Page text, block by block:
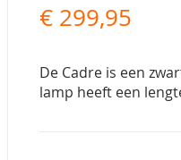
€ 299,95
De Cadre is een
lamp heeft een